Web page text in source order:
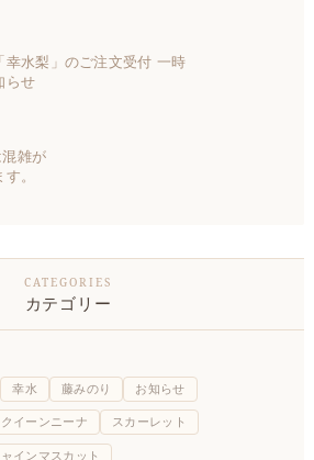
幸水梨」のご注文受付 一時
らせ
雑が
。
カテゴリー
幸水 藤みのり お知らせ
クイーンニーナ スカーレット
インマスカット